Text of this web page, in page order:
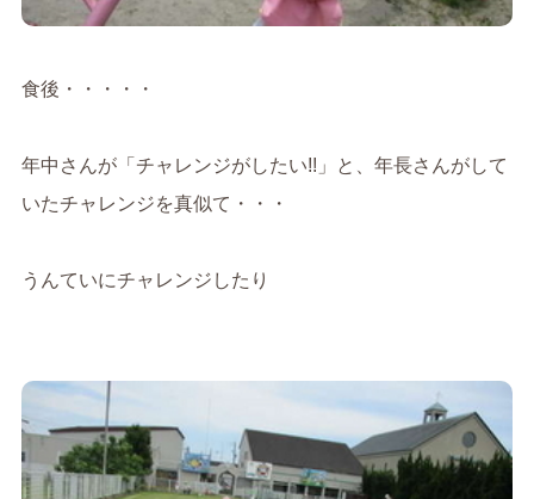
食後・・・・・
年中さんが「チャレンジがしたい!!」と、年長さんがして
いたチャレンジを真似て・・・
うんていにチャレンジしたり